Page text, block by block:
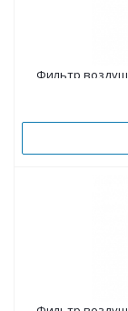
Фильтр